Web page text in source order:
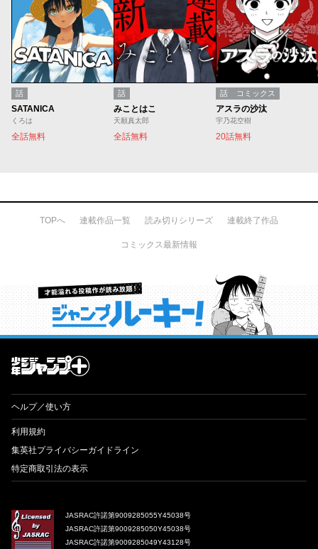
話
SATANICA
くろは
全話無料
話
みことはこ
天願真太郎
全話無料
話 コミックス
アスラの沙汰
宇乃花空樹
20話無料
TOPへ 連載作品一覧 読み切りシリーズ 連載終了作品
コミックス最新情報
才能溢れる投稿作が読み放題！ ジャンプルーキー！
ヘルプ／使い方
利用規約
集英社プライバシーガイドライン
特定商取引法の表示
JASRAC許諾第9009285055Y45038号
JASRAC許諾第9009285050Y45038号
JASRAC許諾第9009285049Y43128号